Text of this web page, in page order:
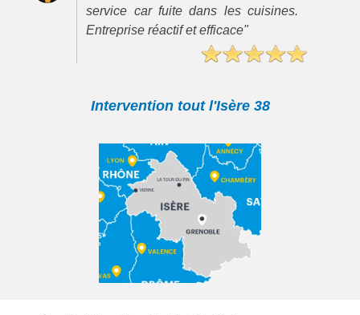
service car fuite dans les cuisines.
Entreprise réactif et efficace"
Intervention tout l'Isère 38